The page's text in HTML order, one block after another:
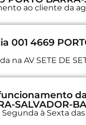
ao cliente da
001 4669
na AV SETE DE
SALVADOR-
à Sexta das